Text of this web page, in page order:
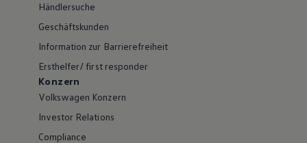
Händlersuche
Geschäftskunden
Information zur Barrierefreiheit
Ersthelfer/ first responder
Konzern
Volkswagen Konzern
Investor Relations
Compliance